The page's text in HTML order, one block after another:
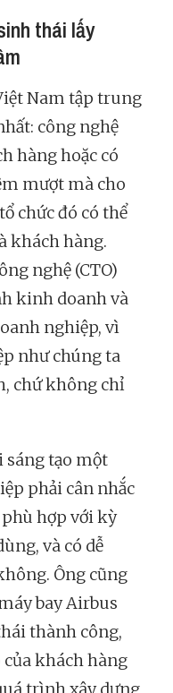
thái lấy
Nam tập trung
công nghệ
hàng hoặc có
mượt mà cho
chức đó có thể
khách hàng.
nghệ (CTO)
kinh doanh và
nghiệp, vì
như chúng ta
chứ không chỉ
sáng tạo một
phải cân nhắc
hợp với kỳ
và có dễ
Ông cũng
bay Airbus
thành công,
khách hàng